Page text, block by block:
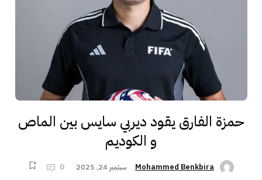
حمزة الفارق يقود ديربي سايس بين الماص
و الكوديم
Mohammed Benkbira سبتمبر 24, 2025 0